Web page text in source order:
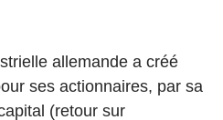
allemande a créé
ses actionnaires, par sa
(retour sur